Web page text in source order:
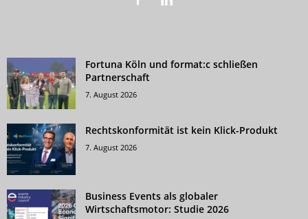
Fortuna Köln und format:c schließen
Partnerschaft
7. August 2026
Rechtskonformität ist kein Klick-Produkt
7. August 2026
Business Events als globaler
Wirtschaftsmotor: Studie 2026